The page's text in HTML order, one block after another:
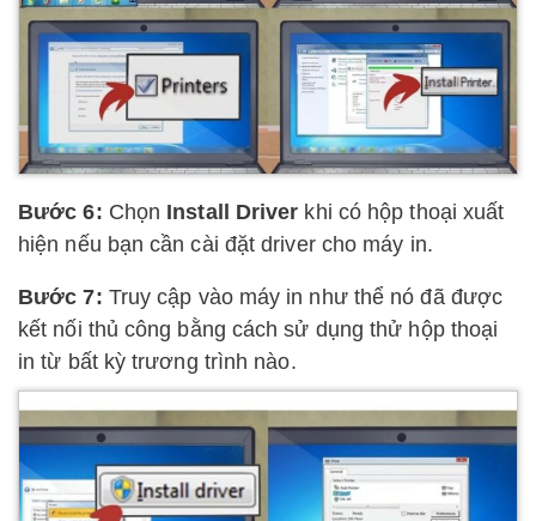
Bước 6: Chọn Install Driver khi có hộp thoại xuất
hiện nếu bạn cần cài đặt driver cho máy in.
Bước 7: Truy cập vào máy in như thể nó đã được
kết nối thủ công bằng cách sử dụng thử hộp thoại
in từ bất kỳ trương trình nào.